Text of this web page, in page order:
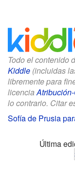
Todo el contenido
Kiddle (incluidas
libremente para
licencia
lo contrario. Citar
Sofía de Prusia
Última